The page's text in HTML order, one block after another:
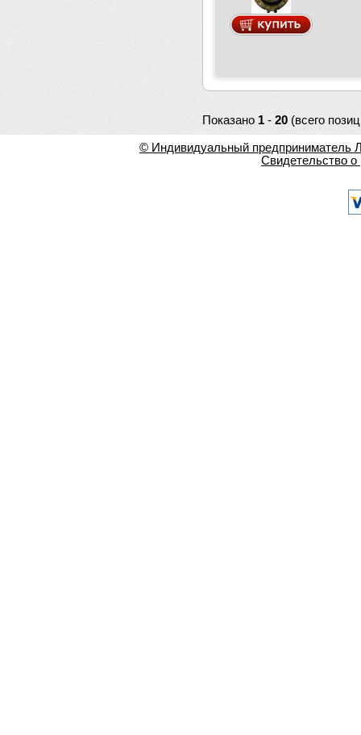
Показано 1- 20(всего
© Индивидуальный предприниматель
Свидетельство